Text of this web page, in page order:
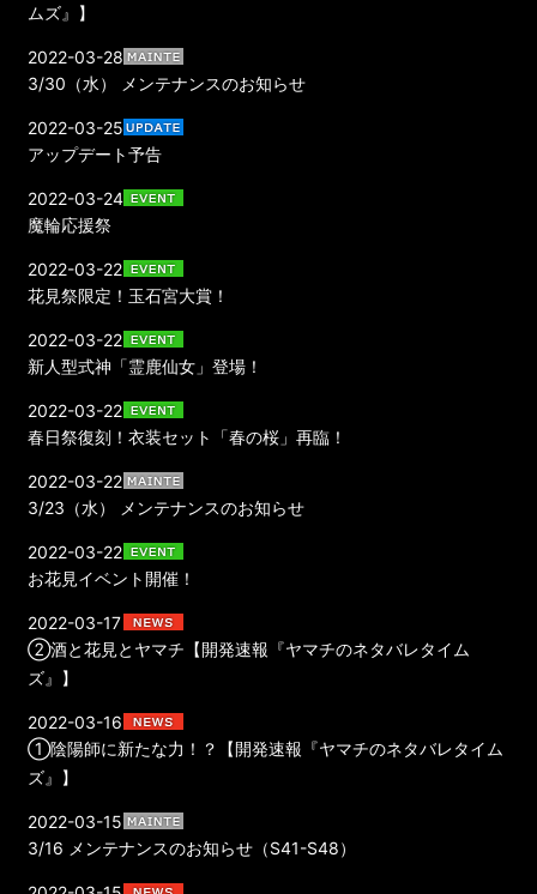
ムズ』】
3/30（水） メンテナンスのお知らせ
2022-03-28
アップデート予告
2022-03-25
魔輪応援祭
2022-03-24
花見祭限定！玉石宮大賞！
2022-03-22
新人型式神「霊鹿仙女」登場！
2022-03-22
春日祭復刻！衣装セット「春の桜」再臨！
2022-03-22
3/23（水） メンテナンスのお知らせ
2022-03-22
お花見イベント開催！
2022-03-22
②酒と花見とヤマチ【開発速報『ヤマチのネタバレタイム
ズ』】
2022-03-17
①陰陽師に新たな力！？【開発速報『ヤマチのネタバレタイム
ズ』】
2022-03-16
3/16 メンテナンスのお知らせ（S41-S48）
2022-03-15